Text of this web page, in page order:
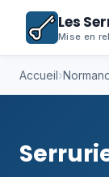
Les
Mise en
Accueil›